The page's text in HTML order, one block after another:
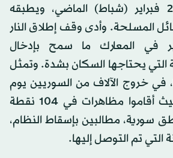
سورية عدة في 27 فبراير (شباط) الماضي، ويطبقه
المسلحة. وأدى وقف إطلاق النار
في المعارك ما سمح بإدخال
التي يحتاجها السكان بشدة. وتمثل
في خروج الآلاف من السوريين يوم
الجمعة الماضي، حيث أقاموا مظاهرات في 104 نقطة
سورية، مطالبين بإسقاط النظام،
التي تم التوصل إليها.